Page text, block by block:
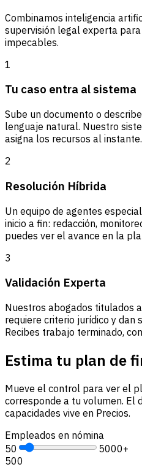
Combinamos inteligencia
supervisión legal experta
impecables.
1
Tu caso entra al sistema
Sube un documento o
lenguaje natural. Nuestro
asigna los recursos al instante.
2
Resolución Híbrida
Un equipo de agentes
inicio a fin: redacción,
puedes ver el avance en la
3
Validación Experta
Nuestros abogados titulados
requiere criterio jurídico y dan
Recibes trabajo terminado,
Estima tu plan de
Mueve el control para ver el
corresponde a tu volumen.
capacidades vive en Precios.
Empleados en nómina
50
5000+
500